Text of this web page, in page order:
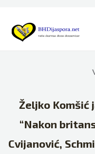
content
Željko Komšić
“Nakon
Cvijanović,